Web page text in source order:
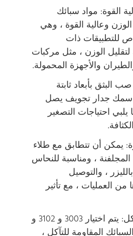
القوة: مواد سبائك
الوزن وعالية القوة ، وهي
للتطبيقات ذات
لتقليل الوزن ، مثل مركبات
والأجهزة المحمولة.
البثق بأبعاد ثابتة
جدار تجويف يصل
، مما يلبي احتياجات التصغير
يمكن أن تتطابق مع طلاء
، ومناسبة للنحاس
، والتوصيل
من العمليات ، مع تأثير
مقاومة قوية للتآكل: يتم اختيار 3003 و 3102 و
السبائك المقاومة للتآكل ،